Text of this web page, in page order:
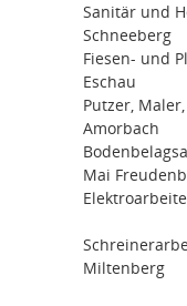
Sanitär und
Schneeberg
Fiesen- und
Eschau
Putzer,
Amorbach
Mai
Miltenberg